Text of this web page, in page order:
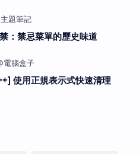
：禁忌菜單的歷史味道
使用正規表示式快速清理